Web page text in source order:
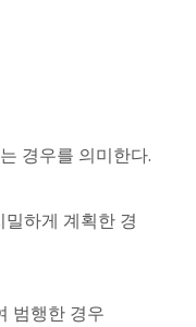
경우를 의미한다.
하게 계획한 경
범행한 경우